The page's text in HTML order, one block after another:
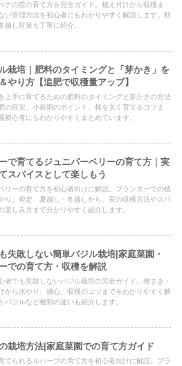
ナの苗の育て方を完全ガイド。植え付けから収穫ま
い管理方法を初心者にもわかりやすく解説します。枯
越し対策も丁寧に紹介。
栽培｜肥料のタイミングと「芽かき」を
やり方【追肥で収穫量アップ】
上手に育てるための肥料のタイミングと芽かきの方法
の目安、小苗期のポイント、株を太く育てるコツま
初心者にもわかりやすくまとめています。
で育てるジュニパーベリーの育て方｜実
スパイスとして楽しもう
リーの育て方を初心者向けに解説。プランターでの植
り、剪定、夏越し・冬越しから、実の収穫方法やスパ
楽しみ方まで分かりやすく紹介します。
失敗しない簡単バジル栽培|家庭菜園・
での育て方・収穫を解説
者でも失敗しないバジル栽培の完全ガイド。種まき・
から水やり、摘心、収穫のコツまでをわかりやすく解
バジルなど種類の違いも紹介します。
栽培方法|家庭菜園での育て方ガイド
てられるルバーブの育て方を初心者向けに解説。プラ